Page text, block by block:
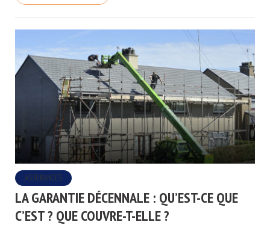
ASSURANCES
LA GARANTIE DÉCENNALE : QU’EST-CE QUE
C’EST ? QUE COUVRE-T-ELLE ?